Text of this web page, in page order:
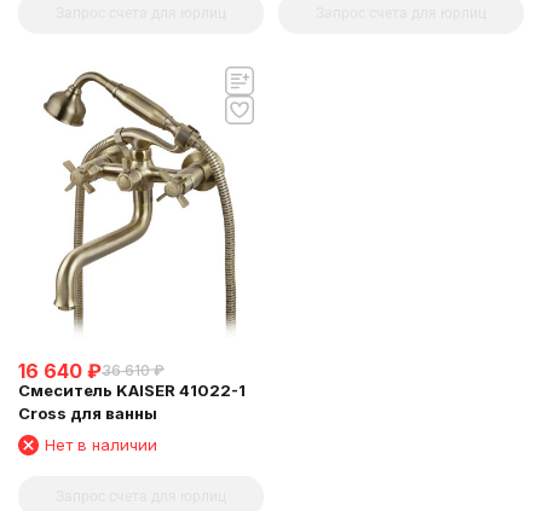
16 640 ₽36 610 ₽
Смеситель KAISER 41022-1
Cross для ванны
Нет в наличии